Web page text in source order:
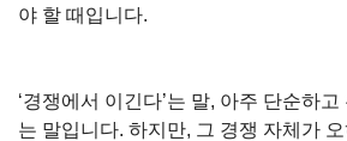
야 할 때입니다.
‘경쟁에서 이긴다’는 말, 아주 단순하
는 말입니다. 하지만, 그 경쟁 자체가